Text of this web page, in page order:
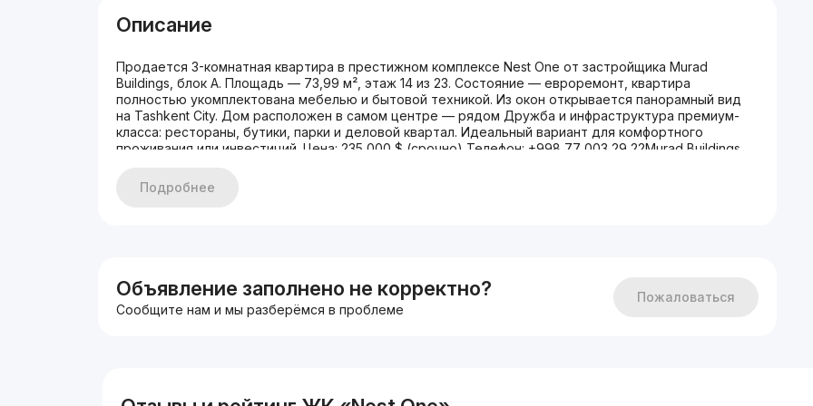
Описание
Продается 3-комнатная квартира в престижном комплексе Nest One от застройщика Murad
Buildings, блок А. Площадь — 73,99 м², этаж 14 из 23. Состояние — евроремонт, квартира
полностью укомплектована мебелью и бытовой техникой. Из окон открывается панорамный вид
на Tashkent City. Дом расположен в самом центре — рядом Дружба и инфраструктура премиум-
класса: рестораны, бутики, парки и деловой квартал. Идеальный вариант для комфортного
проживания или инвестиций. Цена: 235 000 $ (срочно) Телефон: +998 77 003 29 22Murad Buildings
73,99 m², 23 qavatli binoning 14-qavati. Holati — yevrota’mir, kvartira to‘liq mebel va maishiy texnika bilan
jihozlangan. Derazalardan Tashkent City manzarasi ko‘rinadi. Joylashuvi markazda — Do‘stlik hududi,
Подробнее
Объявление заполнено не корректно?
Сообщите нам и мы разберёмся в проблеме
Пожаловаться